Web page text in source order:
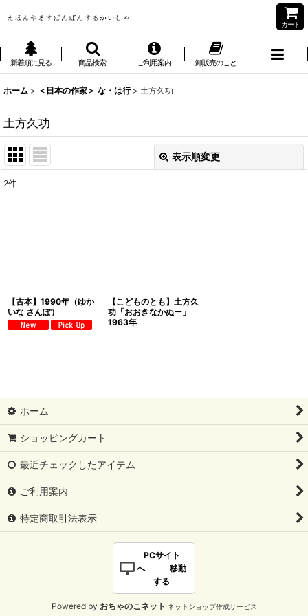
カート
新着順に見る 商品検索 ご利用案内 卸販売のこと
ホーム > ＜日本の作家＞ な・は行 > 土方久功
土方久功
表示順変更
2件
【古本】1990年（ゆか
いな さんぽ）
【こどものとも】土方久
功「おおきなかぬー」
1963年
ホーム
ショッピングカート
最近チェックしたアイテム
ご利用案内
特定商取引法表示
PCサイト
へ 移動
する
Powered by おちゃのこネット ネットショップ作成サービス